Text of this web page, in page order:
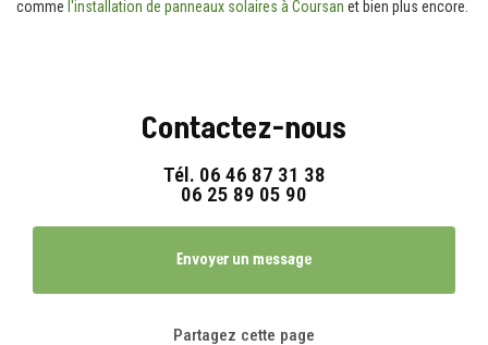
comme l'installation de panneaux solaires à Coursan et bien plus encore.
Contactez-nous
Tél. 06 46 87 31 38
06 25 89 05 90
Envoyer un message
Partagez cette page